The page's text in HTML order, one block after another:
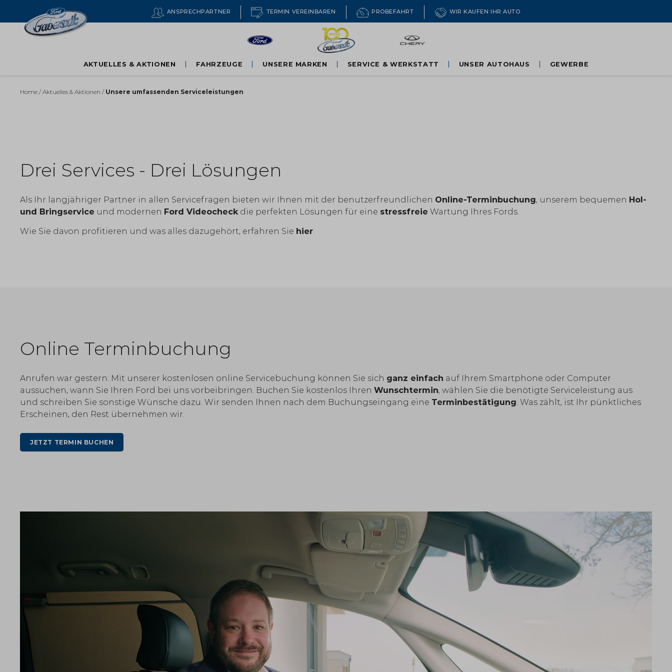
ANSPRECH­PARTNER TERMIN VEREINBAREN PROBEFAHRT WIR KAUFEN IHR AUTO
AKTUELLES & AKTIONEN FAHRZEUGE UNSERE MARKEN SERVICE & WERKSTATT UNSER AUTOHAUS GEWERBE
Home / Aktuelles & Aktionen / Unsere umfassenden Serviceleistungen
Drei Services - Drei Lösungen
Als Ihr langjähriger Partner in allen Servicefragen bieten wir Ihnen mit der benutzerfreundlichen Online-Terminbuchung, unserem bequemen Hol-
und Bringservice und modernen Ford Videocheckdie perfekten Lösungen für eine stressfreie Wartung Ihres Fords.
Wie Sie davon profitieren und was alles dazugehört, erfahren Sie hier.
Online Terminbuchung
Anrufen war gestern: Mit unserer kostenlosen online Servicebuchung können Sie sich ganz einfach auf Ihrem Smartphone oder Computer
aussuchen, wann Sie Ihren Ford bei uns vorbeibringen. Buchen Sie kostenlos Ihren Wunschtermin, wählen Sie die benötigte Serviceleistung aus
und schreiben Sie sonstige Wünsche dazu. Wir senden Ihnen nach dem Buchungseingang eine Terminbestätigung. Was zählt, ist Ihr pünktliches
Erscheinen, den Rest übernehmen wir.
JETZT TERMIN BUCHEN